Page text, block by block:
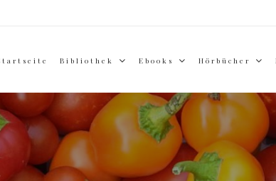
Bibliothek Ebooks Hörbücher